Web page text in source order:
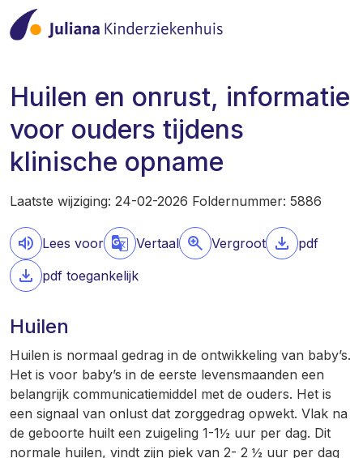
Huilen en onrust, informatie
voor ouders tijdens
klinische opname
Laatste wijziging: 24-02-2026 Foldernummer: 5886
Lees voor Vertaal Vergroot
pdf
pdf toegankelijk
Huilen
Huilen is normaal gedrag in de ontwikkeling van baby’s.
Het is voor baby’s in de eerste levensmaanden een
belangrijk communicatiemiddel met de ouders. Het is
een signaal van onlust dat zorggedrag opwekt. Vlak na
de geboorte huilt een zuigeling 1-1½ uur per dag. Dit
normale huilen, vindt zijn piek van 2- 2 ½ uur per dag